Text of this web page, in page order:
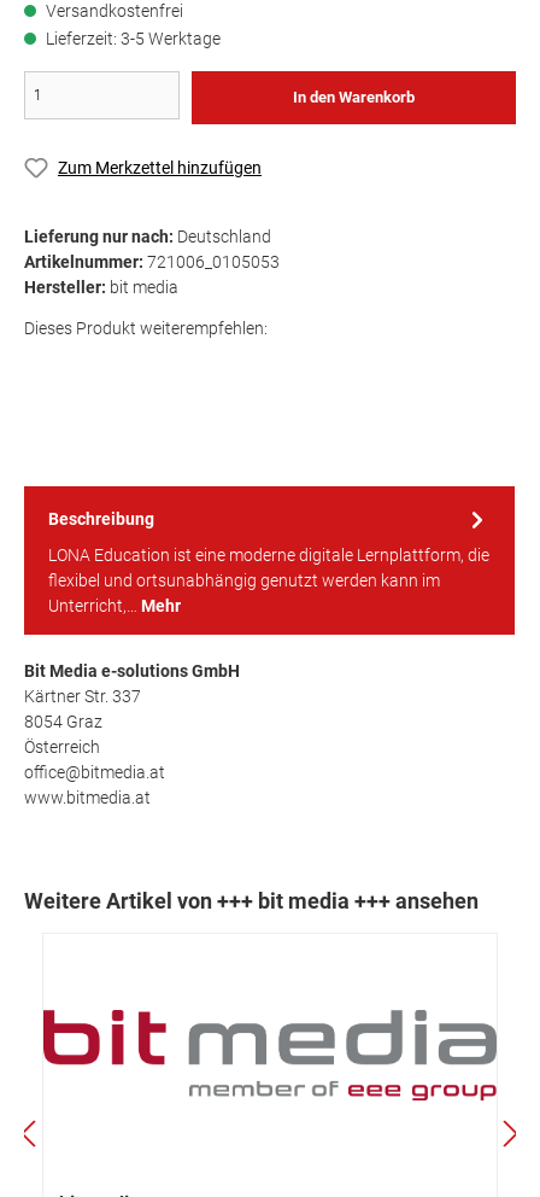
Versandkostenfrei
Lieferzeit: 3-5 Werktage
In den Warenkorb
Zum Merkzettel hinzufügen
Lieferung nur nach: Deutschland
Artikelnummer: 721006_0105053
Hersteller: bit media
Dieses Produkt weiterempfehlen:
Beschreibung
LONA Education ist eine moderne digitale Lernplattform, die
flexibel und ortsunabhängig genutzt werden kann im
Unterricht,… Mehr
Bit Media e-solutions GmbH
Kärtner Str. 337
8054 Graz
Österreich
office@bitmedia.at
www.bitmedia.at
Weitere Artikel von +++ bit media +++ ansehen